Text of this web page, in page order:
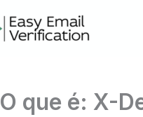
O que é: X-